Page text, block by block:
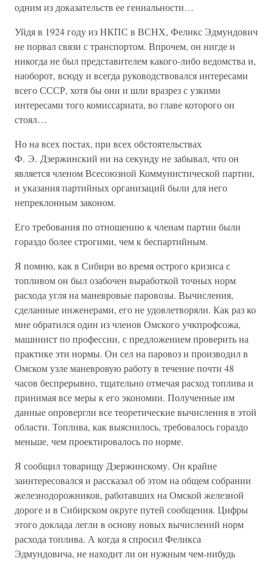
одним из доказательств ее гениальности…
Уйдя в 1924 году из НКПС в ВСНХ, Феликс Эдмундович
не порвал связи с транспортом. Впрочем, он нигде и
никогда не был представителем какого-либо ведомства и,
наоборот, всюду и всегда руководствовался интересами
всего СССР, хотя бы они и шли вразрез с узкими
интересами того комиссариата, во главе которого он
стоял…
Но на всех постах, при всех обстоятельствах
Ф. Э. Дзержинский ни на секунду не забывал, что он
является членом Всесоюзной Коммунистической партии,
и указания партийных организаций были для него
непреклонным законом.
Его требования по отношению к членам партии были
гораздо более строгими, чем к беспартийным.
Я помню, как в Сибири во время острого кризиса с
топливом он был озабочен выработкой точных норм
расхода угля на маневровые паровозы. Вычисления,
сделанные инженерами, его не удовлетворяли. Как раз ко
мне обратился один из членов Омского учкпрофсожа,
машинист по профессии, с предложением проверить на
практике эти нормы. Он сел на паровоз и производил в
Омском узле маневровую работу в течение почти 48
часов беспрерывно, тщательно отмечая расход топлива и
принимая все меры к его экономии. Полученные им
данные опровергли все теоретические вычисления в этой
области. Топлива, как выяснилось, требовалось гораздо
меньше, чем проектировалось по норме.
Я сообщил товарищу Дзержинскому. Он крайне
заинтересовался и рассказал об этом на общем собрании
железнодорожников, работавших на Омской железной
дороге и в Сибирском округе путей сообщения. Цифры
этого доклада легли в основу новых вычислений норм
расхода топлива. А когда я спросил Феликса
Эдмундовича, не находит ли он нужным чем-нибудь